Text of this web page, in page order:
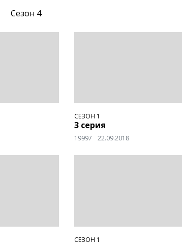
Сезон 4
СЕЗОН 1
3 серия
19997 22.09.2018
СЕЗОН 1